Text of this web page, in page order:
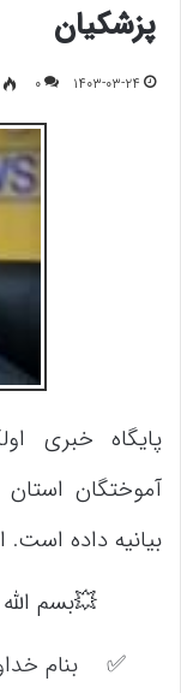
پزشکیان
۱۴۰۳-۰۳-۲۴ ۰
پایگاه خبری
آموختگان
بیانیه داده است.
💥بسم الله
✅ بنام